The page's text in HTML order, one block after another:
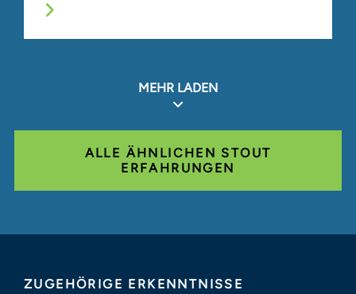
MEHR LADEN
ALLE ÄHNLICHEN STOUT
ERFAHRUNGEN
ZUGEHÖRIGE ERKENNTNISSE